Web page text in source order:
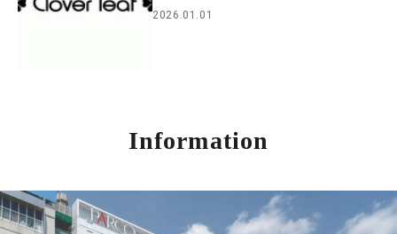
2026.01.01
Information